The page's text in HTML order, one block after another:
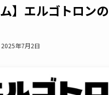
ム】エルゴトロン
2025年7月2日